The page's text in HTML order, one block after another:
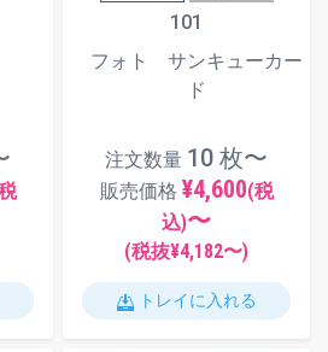
101
フォト サンキューカー
ド
注文数量 10 枚〜
販売価格 ¥4,600(税
込)〜
(税抜¥4,182〜)
トレイに入れる